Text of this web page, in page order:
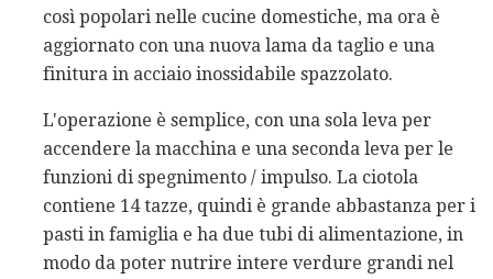
così popolari nelle cucine domestiche, ma ora è
aggiornato con una nuova lama da taglio e una
finitura in acciaio inossidabile spazzolato.
L'operazione è semplice, con una sola leva per
accendere la macchina e una seconda leva per le
funzioni di spegnimento / impulso. La ciotola
contiene 14 tazze, quindi è grande abbastanza per i
pasti in famiglia e ha due tubi di alimentazione, in
modo da poter nutrire intere verdure grandi nel